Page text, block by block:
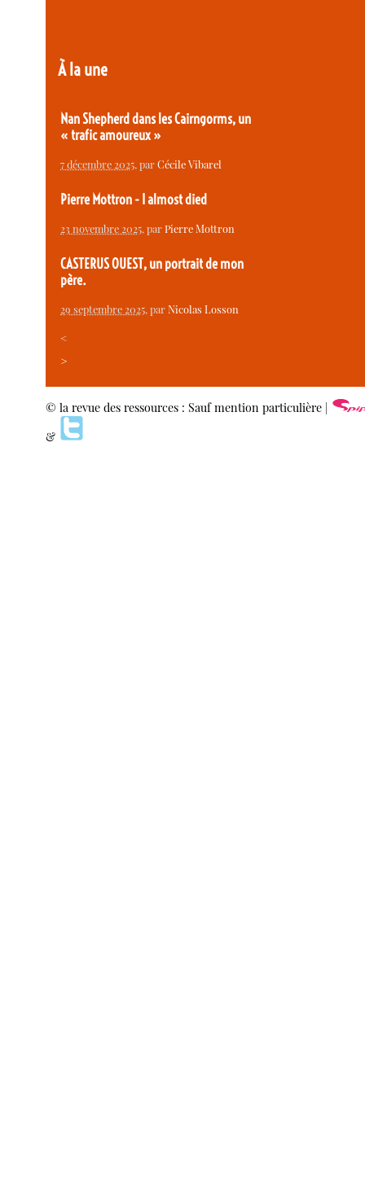
À la une
Nan Shepherd dans les Cairngorms, un
« trafic amoureux »
7 décembre 2025, parCécile Vibarel
Pierre Mottron - I almost died
23 novembre 2025, parPierre Mottron
CASTERUS OUEST, un portrait de mon
père.
29 septembre 2025, parNicolas Losson
<
>
© la revue des ressources : Sauf mention particulière |
&